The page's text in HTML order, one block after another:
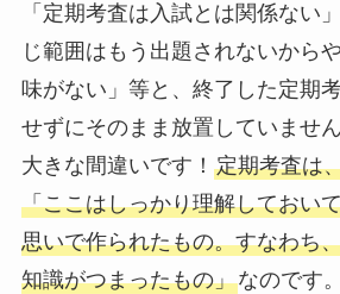
「定期考査は入試とは関係ない
じ範囲はもう出題されないから
味がない」等と、終了した定期
せずにそのまま放置していませ
大きな間違いです！ 定期考査は
「ここはしっかり理解しておい
思いで作られたもの。すなわち
知識がつまったもの」なのです